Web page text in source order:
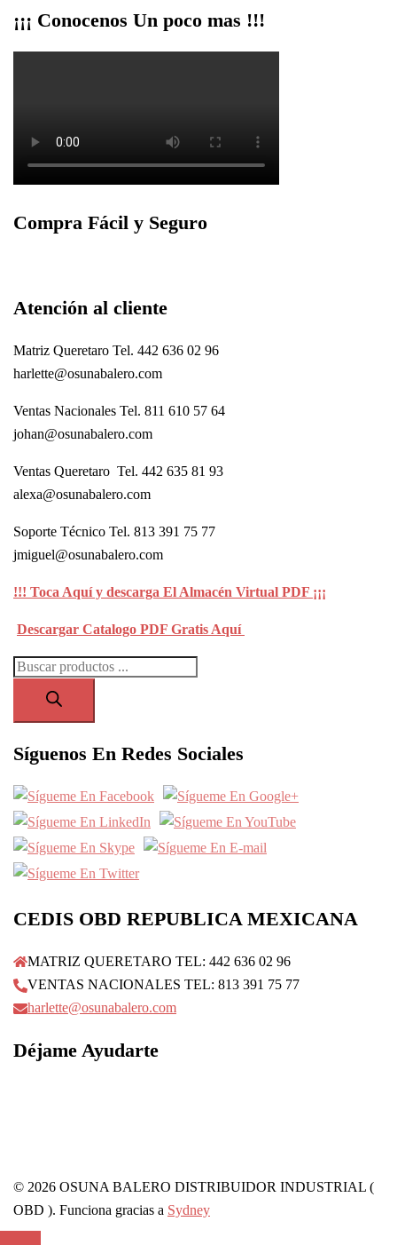
¡¡¡ Conocenos Un poco mas !!!
Compra Fácil y Seguro
Atención al cliente
Matriz Queretaro Tel. 442 636 02 96
harlette@osunabalero.com
Ventas Nacionales Tel. 811 610 57 64
johan@osunabalero.com
Ventas Queretaro Tel. 442 635 81 93
alexa@osunabalero.com
Soporte Técnico Tel. 813 391 75 77
jmiguel@osunabalero.com
!!! Toca Aquí y descarga El Almacén Virtual PDF ¡¡¡
Descargar Catalogo PDF Gratis Aquí
Búsqueda
productos
Síguenos En Redes Sociales
CEDIS OBD REPUBLICA MEXICANA
MATRIZ QUERETARO TEL: 442 636 02 96
VENTAS NACIONALES TEL: 813 391 75 77
harlette@osunabalero.com
Déjame Ayudarte
© 2026 OSUNA BALERO DISTRIBUIDOR INDUSTRIAL (
OBD ). Funciona gracias a Sydney